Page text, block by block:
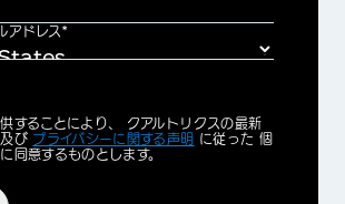
アドレス*
することにより、 クアルトリクスの最新
び プライバシーに関する声明 に従った 個
同意するものとします。